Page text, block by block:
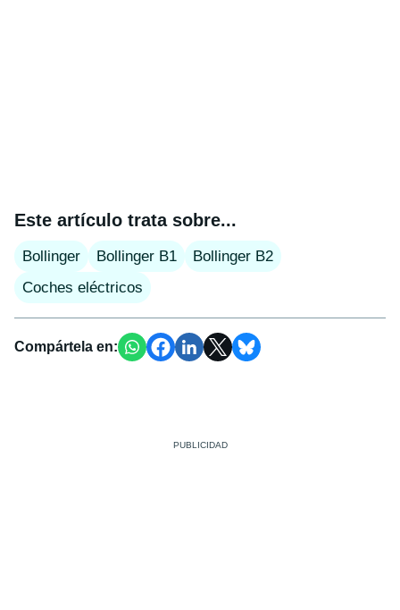
Este artículo trata sobre...
Bollinger Bollinger B1
Bollinger B2
Coches eléctricos
Compártela en: